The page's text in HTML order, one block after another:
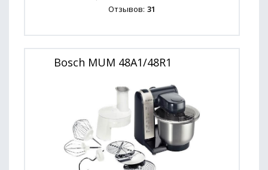
Отзывов: 31
Bosch MUM 48A1/48R1